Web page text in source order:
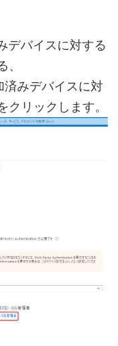
デバイスに対する
みデバイスに対
リックします。